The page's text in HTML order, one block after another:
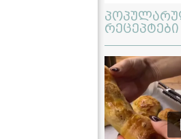
რეცეპტები